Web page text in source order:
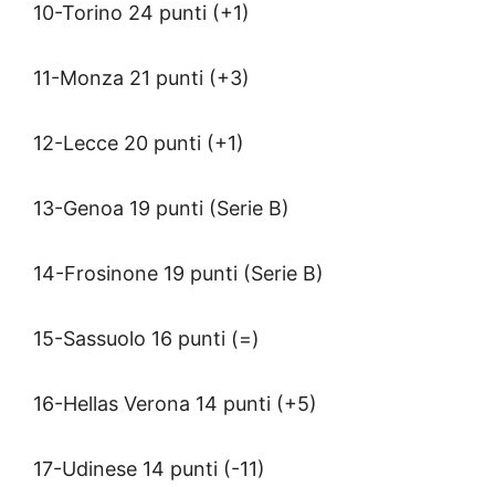
10-Torino 24 punti (+1)
11-Monza 21 punti (+3)
12-Lecce 20 punti (+1)
13-Genoa 19 punti (Serie B)
14-Frosinone 19 punti (Serie B)
15-Sassuolo 16 punti (=)
16-Hellas Verona 14 punti (+5)
17-Udinese 14 punti (-11)